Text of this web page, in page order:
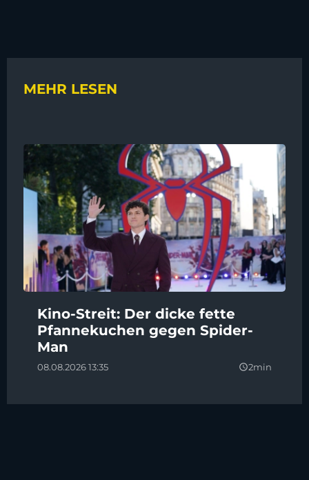
MEHR LESEN
Kino-Streit: Der dicke fette
Pfannekuchen gegen Spider-
Man
08.08.2026 13:35 query_builder2min